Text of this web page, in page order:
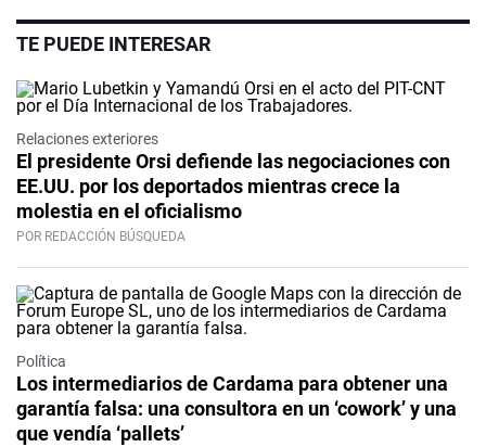
TE PUEDE INTERESAR
Relaciones exteriores
El presidente Orsi defiende las negociaciones con
EE.UU. por los deportados mientras crece la
molestia en el oficialismo
POR REDACCIÓN BÚSQUEDA
Política
Los intermediarios de Cardama para obtener una
garantía falsa: una consultora en un ‘cowork’ y una
que vendía ‘pallets’